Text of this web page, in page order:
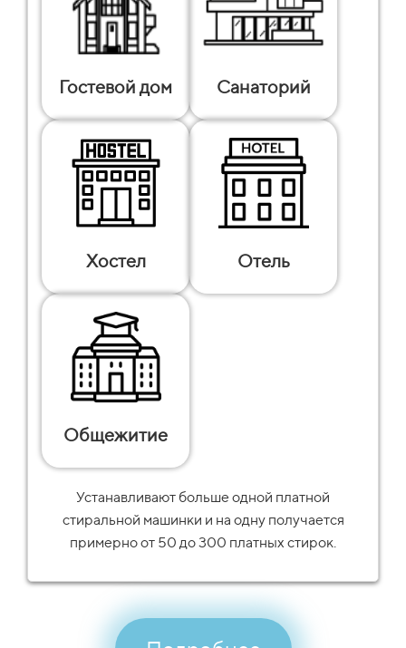
Гостевой дом Санаторий
Хостел Отель
Общежитие
Устанавливают больше одной платной
стиральной машинки и на одну получается
примерно от 50 до 300 платных стирок.